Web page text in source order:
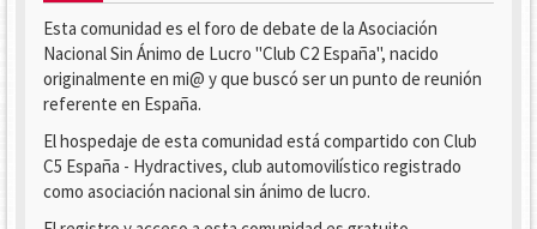
Esta comunidad es el foro de debate de la Asociación
Nacional Sin Ánimo de Lucro "Club C2 España", nacido
originalmente en mi@ y que buscó ser un punto de reunión
referente en España.
El hospedaje de esta comunidad está compartido con Club
C5 España - Hydractives, club automovilístico registrado
como asociación nacional sin ánimo de lucro.